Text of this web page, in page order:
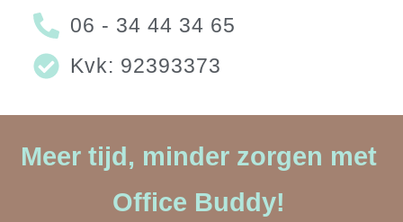
06 - 34 44 34 65
Kvk: 92393373
Meer tijd, minder zorgen met
Office Buddy!